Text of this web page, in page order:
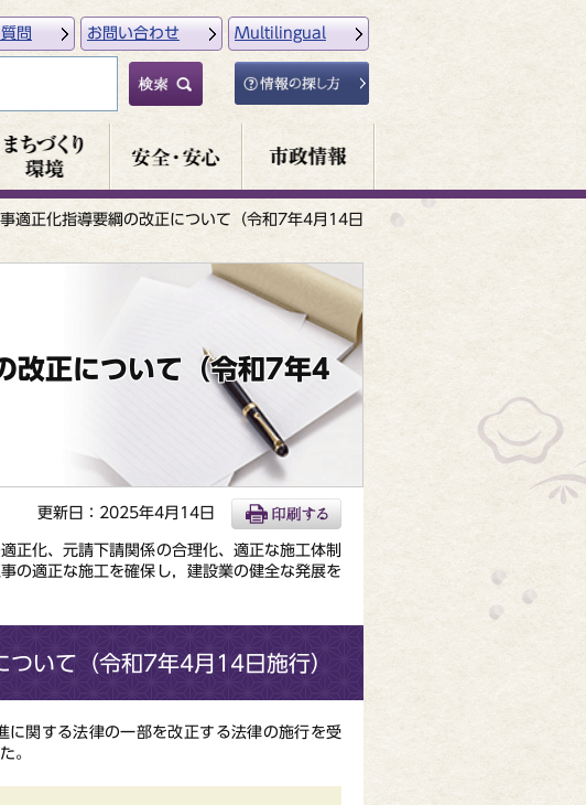
問 お問い合わせ Multilingual
適正化指導要綱の改正について（令和7年4月14日
改正について（令和7年4
更新日：2025年4月14日
正化、元請下請関係の合理化、適正な施工体制
の適正な施工を確保し，建設業の健全な発展を
いて（令和7年4月14日施行）
関する法律の一部を改正する法律の施行を受
。